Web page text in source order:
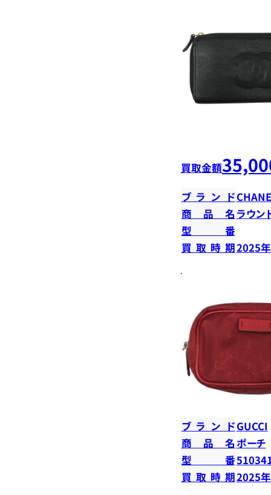
買取金額
ブランド
商品名 ラウン
型番
買取時期2025
ブランドGUCCI
商品名ポーチ
型番
買取時期2025